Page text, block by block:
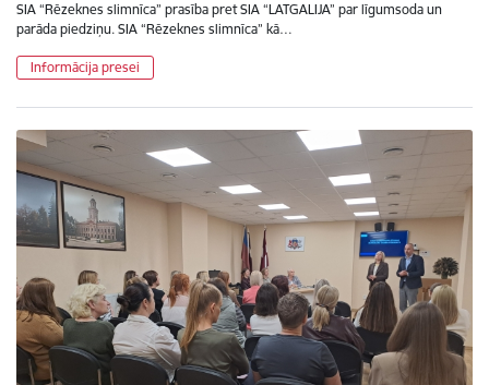
SIA “Rēzeknes slimnīca” prasība pret SIA “LATGALIJA” par līgumsoda un
parāda piedziņu. SIA “Rēzeknes slimnīca” kā…
Informācija presei